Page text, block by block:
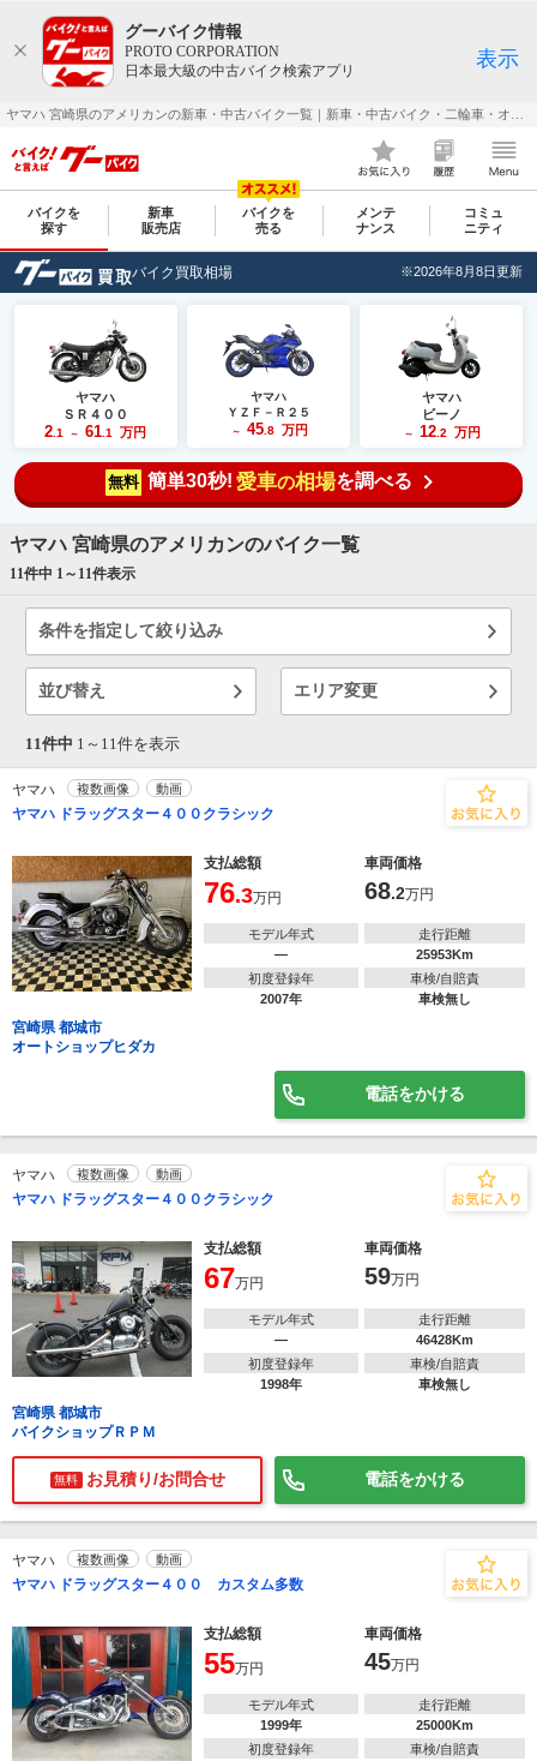
グーバイク情報
PROTO CORPORATION
日本最大級の中古バイク検索アプリ
表示
バイクを
探す
新車
販売店
バイクを
売る
メンテ
ナンス
コミュ
ニティ
バイク買取相場 ※2026年8月8日更新
ヤマハ
ＳＲ４００
2 .1 ～ 61 .1 万円
ヤマハ
ＹＺＦ－Ｒ２５
～ 45.8 万円
ヤマハ
ビーノ
～ 12.2 万円
無料 簡単30秒! 愛車の相場を調べる
ヤマハ 宮崎県のアメリカンのバイク一覧
11件中 1～ 11件表示
条件を指定して絞り込み
並び替え エリア変更
11件中 1～ 11件を表示
ヤマハ 複数画像 動画
ヤマハ ドラッグスター４００クラシック
支払総額 車両価格
76.3万円 68.2万円
モデル年式
―
走行距離
25953Km
初度登録年
2007年
車検/自賠責
車検無し
宮崎県 都城市
オートショップヒダカ
電話をかける
ヤマハ 複数画像 動画
ヤマハ ドラッグスター４００クラシック
支払総額 車両価格
67万円 59万円
モデル年式
―
走行距離
46428Km
初度登録年
1998年
車検/自賠責
車検無し
宮崎県 都城市
バイクショップＲＰＭ
無料 お見積り/お問合せ 電話をかける
ヤマハ 複数画像 動画
ヤマハ ドラッグスター４００ カスタム多数
支払総額 車両価格
55万円 45万円
モデル年式
1999年
走行距離
25000Km
初度登録年
車検/自賠責